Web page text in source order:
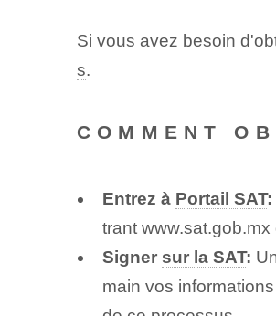
Si vous avez besoin
s.
COMMENT
Entrez ‌à⁣ Portail SAT:
trant
Signer sur la SAT:
main vos